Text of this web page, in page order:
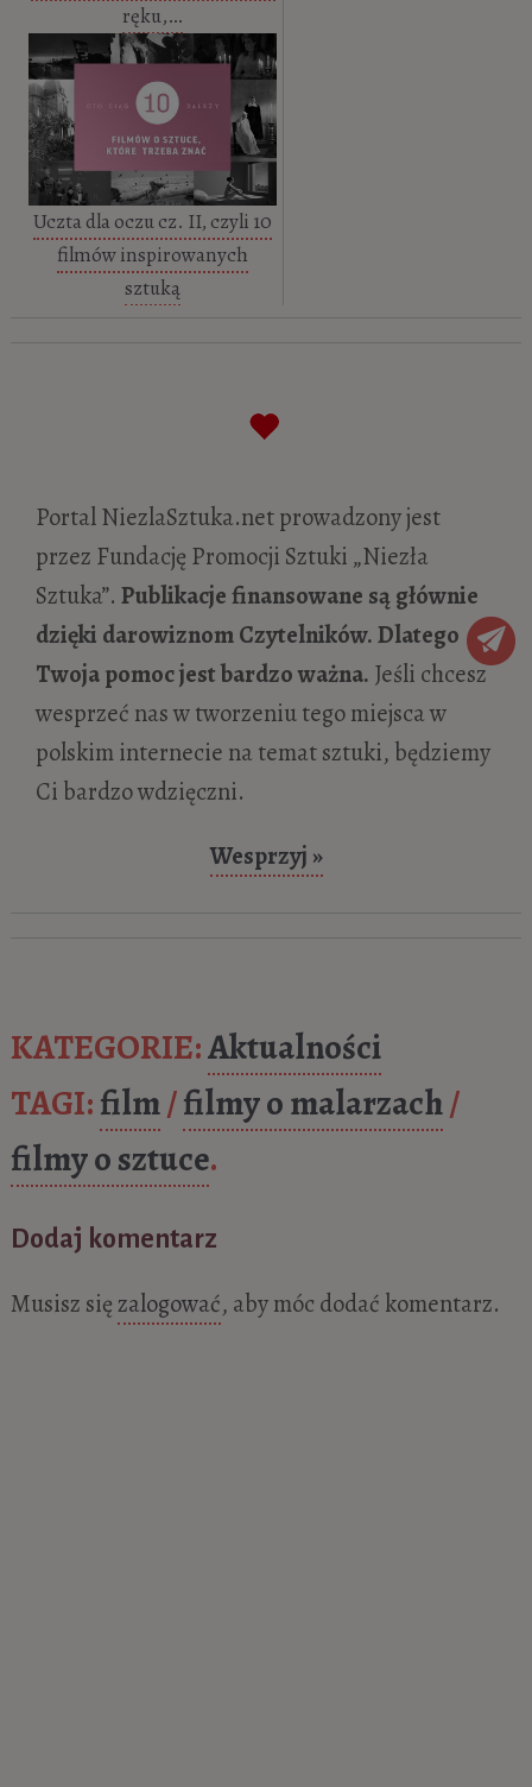
ręku,…
Uczta dla oczu cz. II, czyli 10
filmów inspirowanych
sztuką
Portal NiezlaSztuka.net prowadzony jest
przez Fundację Promocji Sztuki „Niezła
Sztuka”.Publikacje finansowane są głównie
dzięki darowiznom Czytelników. Dlatego
Twoja pomoc jest bardzo ważna. Jeśli chcesz
wesprzeć nas w tworzeniu tego miejsca w
polskim internecie na temat sztuki, będziemy
Ci bardzo wdzięczni.
Wesprzyj »
KATEGORIE:Aktualności
TAGI:film/filmy o malarzach/
filmy o sztuce.
Dodaj komentarz
Musisz sięzalogować, aby móc dodać komentarz.